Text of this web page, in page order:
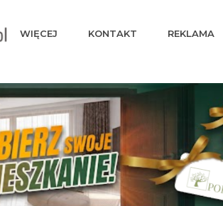
WIĘCEJ KONTAKT REKLAMA